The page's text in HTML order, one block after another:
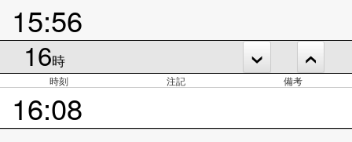
15:56
16時
時刻 注記 備考
16:08